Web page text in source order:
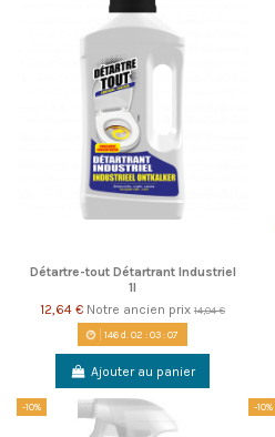
Détartre-tout Détartrant Industriel
1l
12,64 € Notre ancien prix 14,04 €
146d. 02 :03:06
Ajouter au panier
-10% -10%